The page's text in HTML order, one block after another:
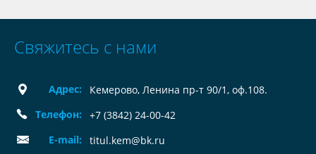
Свяжитесь с нами
Адрес:
Кемерово, Ленина пр-т 90/1, оф.108.
Телефон:
+7 (3842) 24-00-42
E-mail:
titul.kem@bk.ru